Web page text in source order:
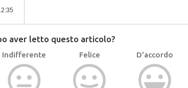
aver letto questo articolo?
Indifferente Felice D'accordo